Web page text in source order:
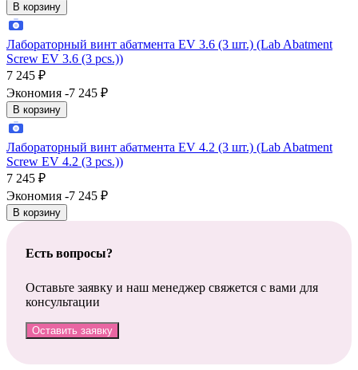
В корзину
Лабораторный винт абатмента EV 3.6 (3 шт.) (Lab Abatment
Screw EV 3.6 (3 pcs.))
7 245 ₽
Экономия -7 245 ₽
В корзину
Лабораторный винт абатмента EV 4.2 (3 шт.) (Lab Abatment
Screw EV 4.2 (3 pcs.))
7 245 ₽
Экономия -7 245 ₽
В корзину
Есть вопросы?
Оставьте заявку и наш менеджер свяжется с вами для
консультации
Оставить заявку